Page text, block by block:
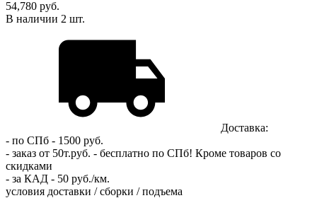
54,780 руб.
В наличии 2 шт.
Доставка:
- по СПб - 1500 руб.
- заказ от 50т.руб. - бесплатно по СПб! Кроме товаров со
скидками
- за КАД - 50 руб./км.
условия доставки / сборки / подъема